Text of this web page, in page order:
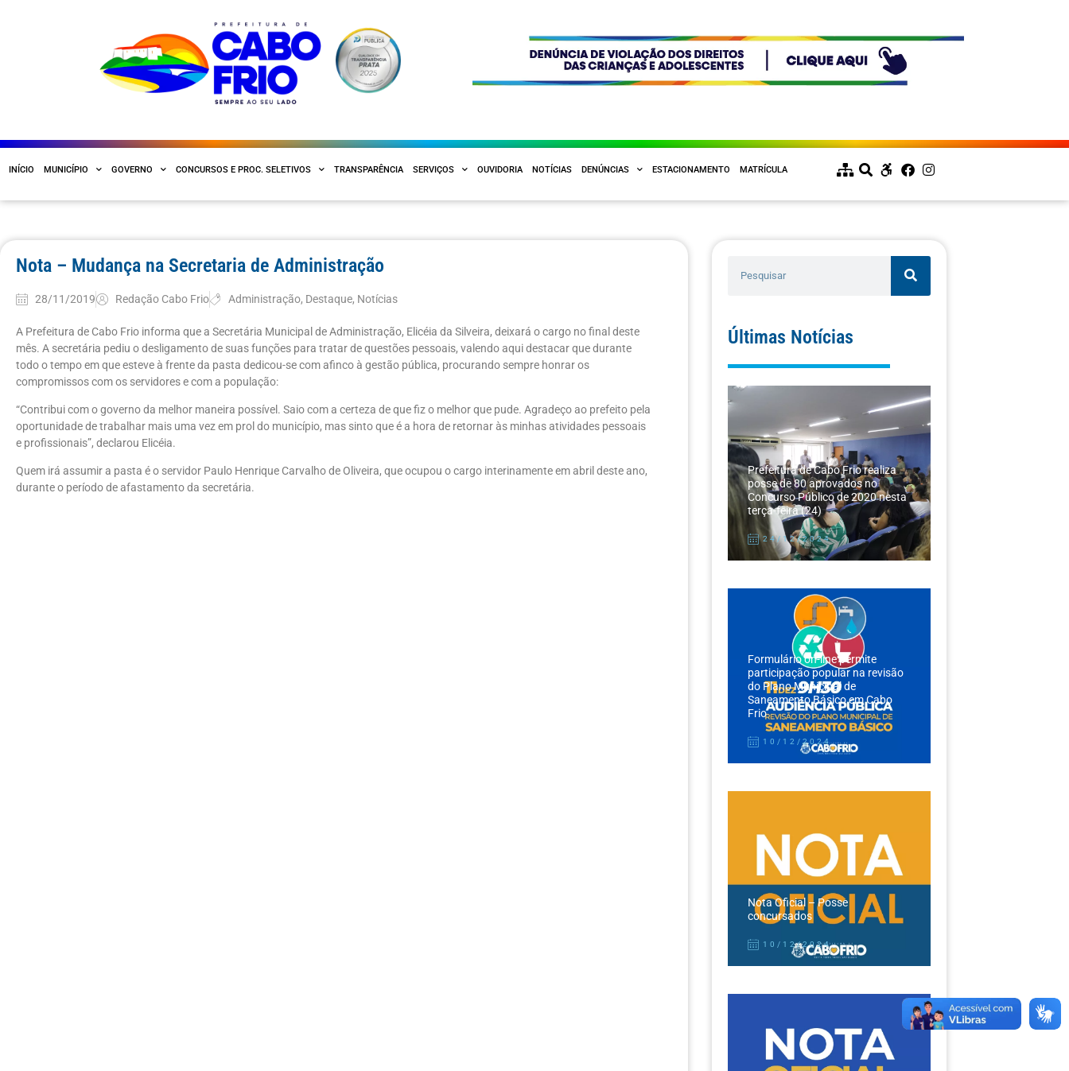
INÍCIO MUNICÍPIO GOVERNO CONCURSOS E PROC. SELETIVOS TRANSPARÊNCIA SERVIÇOS OUVIDORIA NOTÍCIAS DENÚNCIAS ESTACIONAMENTO MATRÍCULA
Nota – Mudança na Secretaria de Administração
28/11/2019 Redação Cabo Frio Administração, Destaque, Notícias
A Prefeitura de Cabo Frio informa que a Secretária Municipal de Administração, Elicéia da Silveira, deixará o cargo no final deste
mês. A secretária pediu o desligamento de suas funções para tratar de questões pessoais, valendo aqui destacar que durante
todo o tempo em que esteve à frente da pasta dedicou-se com afinco à gestão pública, procurando sempre honrar os
compromissos com os servidores e com a população:
“Contribui com o governo da melhor maneira possível. Saio com a certeza de que fiz o melhor que pude. Agradeço ao prefeito pela
oportunidade de trabalhar mais uma vez em prol do município, mas sinto que é a hora de retornar às minhas atividades pessoais
e profissionais”, declarou Elicéia.
Quem irá assumir a pasta é o servidor Paulo Henrique Carvalho de Oliveira, que ocupou o cargo interinamente em abril deste ano,
durante o período de afastamento da secretária.
Últimas Notícias
Prefeitura de Cabo Frio realiza
posse de 80 aprovados no
Concurso Público de 2020 nesta
terça-feira (24)
24/12/2024
Formulário on-line permite
participação popular na revisão
do Plano Municipal de
Saneamento Básico em Cabo
Frio
10/12/2024
Nota Oficial – Posse
concursados
10/12/2024